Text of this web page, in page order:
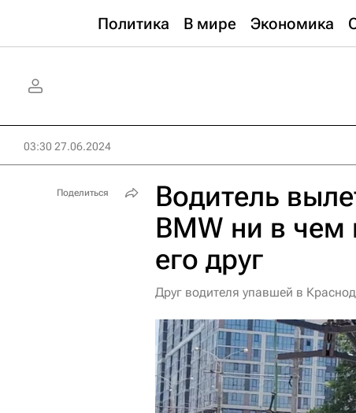
Политика В мире Экономика
03:30 27.06.2024
Водитель
BMW ни в
его друг
Друг водителя упавшей в
Поделиться